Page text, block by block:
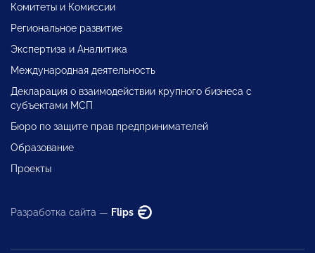
Комитеты и Комиссии
Региональное развитие
Экспертиза и Аналитика
Международная деятельность
Декларация о взаимодействии крупного бизнеса с
субъектами МСП
Бюро по защите прав предпринимателей
Образование
Проекты
Разработка сайта — Flips